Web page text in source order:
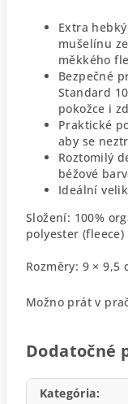
Extra
mušelínu
měkkého
Bezpečné
Standard
pokožce i
Praktické
aby se
Roztomilý
béžové
Ideální
Složení: 100%
polyester (fleece)
Rozměry: 9 × 9,5
Možno prát v
Dodatočné
Kategória: